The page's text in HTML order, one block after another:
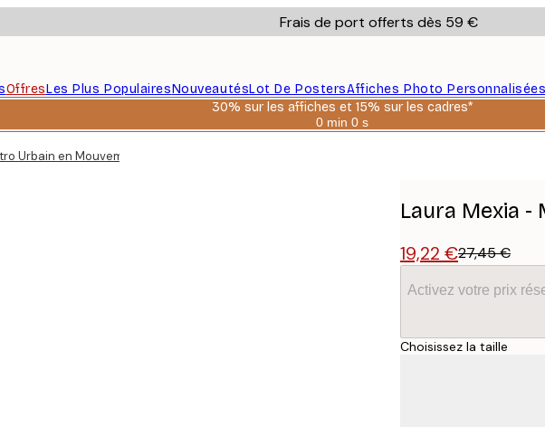
Frais de port offerts dès 59 €
OffresLes Plus PopulairesNouveautésLot De PostersAffiches Photo
30% sur les affiches et 15% sur les cadres*
0 min 0 s
Valable
Urbain en Mouvement Poster
Laura Mexia
19,22 €27,45 €
Activez votre prix
Choisissez la taille